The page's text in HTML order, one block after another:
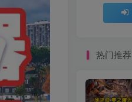
热门推荐
热门推荐